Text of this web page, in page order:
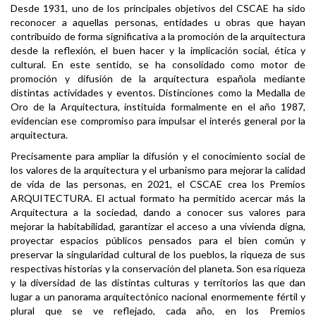
Desde 1931, uno de los principales objetivos del CSCAE ha sido
reconocer a aquellas personas, entidades u obras que hayan
contribuido de forma significativa a la promoción de la arquitectura
desde la reflexión, el buen hacer y la implicación social, ética y
cultural. En este sentido, se ha consolidado como motor de
promoción y difusión de la arquitectura española mediante
distintas actividades y eventos. Distinciones como la Medalla de
Oro de la Arquitectura, instituida formalmente en el año 1987,
evidencian ese compromiso para impulsar el interés general por la
arquitectura.
Precisamente para ampliar la difusión y el conocimiento social de
los valores de la arquitectura y el urbanismo para mejorar la calidad
de vida de las personas, en 2021, el CSCAE crea los Premios
ARQUITECTURA. El actual formato ha permitido acercar más la
Arquitectura a la sociedad, dando a conocer sus valores para
mejorar la habitabilidad, garantizar el acceso a una vivienda digna,
proyectar espacios públicos pensados para el bien común y
preservar la singularidad cultural de los pueblos, la riqueza de sus
respectivas historias y la conservación del planeta. Son esa riqueza
y la diversidad de las distintas culturas y territorios las que dan
lugar a un panorama arquitectónico nacional enormemente fértil y
plural que se ve reflejado, cada año, en los Premios